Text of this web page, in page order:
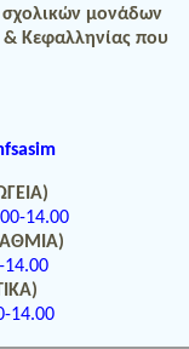
σχολικών μονάδων
& Κεφαλληνίας που
14.00
14.00
14.00